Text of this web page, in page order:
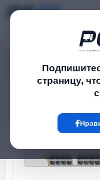
страницу,
Управляемые PoE სვიჩი -